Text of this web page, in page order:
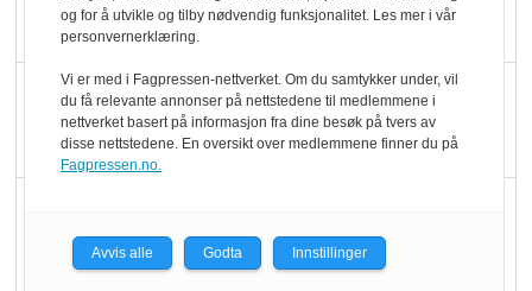
dundrer videre
Slik opprettholdes
ølsalget
hyller
og for å utvikle og tilby nødvendig funksjonalitet. Les mer i vår
personvernerklæring.
Vi er med i Fagpressen-nettverket. Om du samtykker under, vil
du få relevante annonser på nettstedene til medlemmene i
nettverket basert på informasjon fra dine besøk på tvers av
disse nettstedene. En oversikt over medlemmene finner du på
Fagpressen.no.
Avvis alle Godta Innstillinger